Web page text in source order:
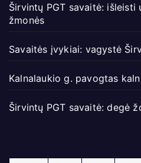
Širvintų PGT savaitė:
žmonės
Savaitės įvykiai: vagystė
Kalnalaukio g. pavogtas
Širvintų PGT savaitė: degė